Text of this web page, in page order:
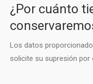
¿Por cuánto
Los datos
solicite su supresión por